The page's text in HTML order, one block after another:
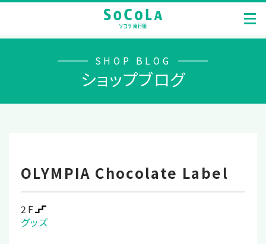
SHOP BLOG
ショップブログ
OLYMPIA Chocolate Label
2F
グッズ